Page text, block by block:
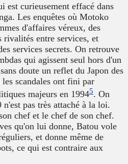
est curieusement effacé dans
Les enquêtes où Motoko
d'affaires véreux, des
entre services, et
services secrets. On retrouve
qui agissent seul hors d'un
doute un reflet du Japon des
scandales ont fini par
majeurs en 19945. On
pas très attaché à la loi.
chef et le chef de son chef.
qu'on lui donne, Batou vole
et donne même de
ce qui est contraire aux